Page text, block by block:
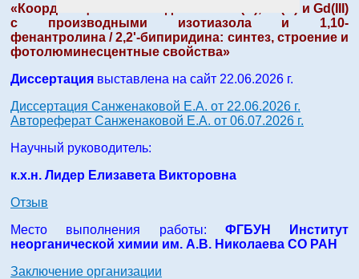
« Координационные соединения Eu(III), Tb(III) и Gd(III)
с производными изотиазола и 1,10-
фенантролина / 2,2'-бипиридина: синтез, строение и
фотолюминесцентные свойства»
Диссертация выставлена на сайт 22.06.2026 г.
Диссертация Санженаковой Е.А. от 22.06.2026 г.
Автореферат Санженаковой Е.А. от 06.07.2026 г.
Научный руководитель:
к.х.н. Лидер Елизавета Викторовна
Отзыв
Место выполнения работы: ФГБУН Институт
неорганической химии им. А.В. Николаева СО РАН
Заключение организации